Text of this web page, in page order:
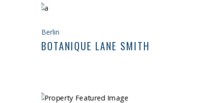
Berlin
BOTANIQUE LANE SMITH